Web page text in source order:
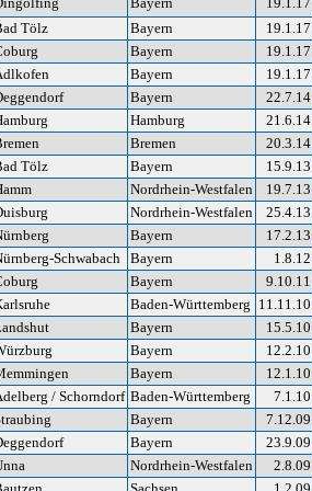
Tölz Bayern 19.1.17
Bayern 19.1.17
Bayern 19.1.17
Bayern
22.7.14
Hamburg
21.6.14
Bremen
20.3.14
Tölz Bayern
15.9.13
Nordrhein-Westfalen
19.7.13
Nordrhein-Westfalen
25.4.13
Bayern
17.2.13
Schwabach Bayern
1.8.12
Bayern
9.10.11
Baden-Württemberg 11.11.10
Bayern
15.5.10
Bayern
12.2.10
Bayern
12.1.10
/ Schorndorf Baden-Württemberg
7.1.10
Bayern
7.12.09
Bayern
23.9.09
Nordrhein-Westfalen
2.8.09